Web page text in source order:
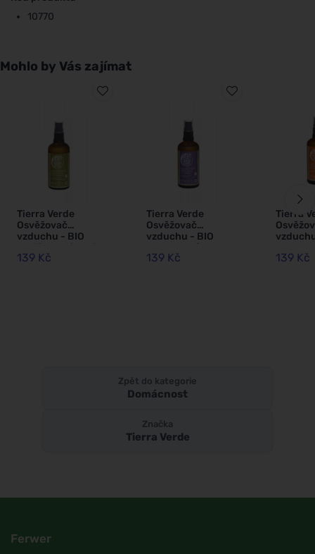
10770
Mohlo by Vás zajímat
Tierra Verde
Osvěžovač
vzduchu - BIO
(100 ml)
139 Kč
Tierra Verde
Osvěžovač
vzduchu - BIO
levandule (100
ml)
139 Kč
Tierra
ml)
139 Kč
Zpět do kategorie
Domácnost
Značka
Tierra Verde
Ferwer